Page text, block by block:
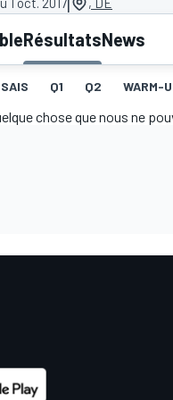
RésultatsNews
Q1 Q2 WARM-
chose que nous ne